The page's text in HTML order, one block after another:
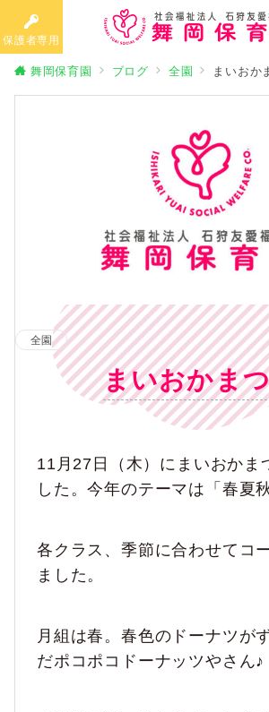
保護者専用
舞岡保育園 ブログ 全園 まいおか
全園
まいおかま
11月27日（木）にまいおかま
した。今年のテーマは「春夏秋
各クラス、季節に合わせてコ
ました。
月組は春。春色のドーナツが
だポコポコドーナッツやさん♪